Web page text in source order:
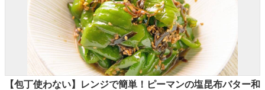
【包丁使わない】レンジで簡単！ピーマンの塩昆布バター和